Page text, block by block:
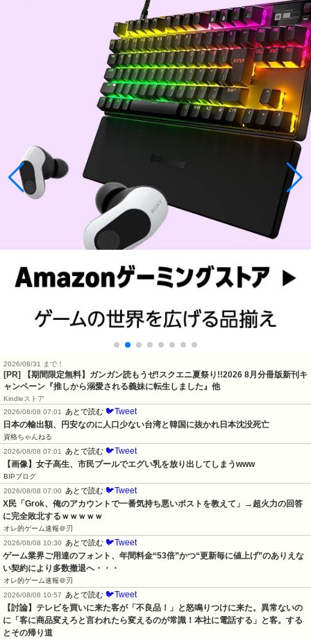
2026/08/31 まで！
[PR] 【期間限定無料】ガンガン読もうぜ!スクエニ夏祭り!!2026 8月分冊版新刊キ
ャンペーン『推しから溺愛される義妹に転生しました』他
Kindleストア
2026/08/08 07:01
あとで読む 🐦Tweet
日本の輸出額、円安なのに人口少ない台湾と韓国に抜かれ日本沈没死亡
資格ちゃんねる
2026/08/08 07:01
あとで読む 🐦Tweet
【画像】女子高生、市民プールでエグい乳を放り出してしまうwww
BIPブログ
2026/08/08 07:00
あとで読む 🐦Tweet
X民「Grok、俺のアカウントで一番気持ち悪いポストを教えて」→超火力の回答
に完全敗北するｗｗｗｗｗ
オレ的ゲーム速報＠刃
2026/08/08 10:30
あとで読む 🐦Tweet
ゲーム業界ご用達のフォント、年間料金“53倍”かつ“更新毎に値上げ”のありえな
い契約により多数撤退へ・・・
オレ的ゲーム速報＠刃
2026/08/08 10:57
あとで読む 🐦Tweet
【討論】テレビを買いに来た客が「不良品！」と怒鳴りつけに来た。異常ないの
に「客に商品変えろと言われたら変えるのが常識！本社に電話する」と客。する
とその帰り道